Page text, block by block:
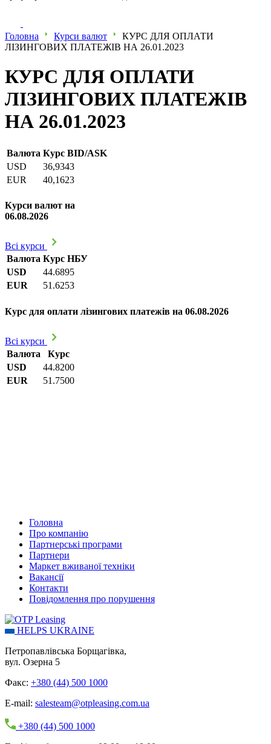
Головна Курси валют
КУРС ДЛЯ ОПЛАТИ
ЛІЗИНГОВИХ ПЛАТЕЖІВ НА 26.01.2023
КУРС ДЛЯ ОПЛАТИ
ЛІЗИНГОВИХ ПЛАТЕЖІВ
НА 26.01.2023
Валюта Курс BID/ASK
USD
36,9343
EUR
40,1623
Курси валют на
06.08.2026
Всі курси
Валюта Курс НБУ
USD
44.6895
EUR
51.6253
Курс для оплати лізингових платежів на 06.08.2026
Всі курси
Валюта
Курс
USD
44.8200
EUR
51.7500
Головна
Про компанію
Партнерські програми
Партнери
Маркет вживаної техніки
Вакансії
Контакти
Повідомлення про порушення
HELPS UKRAINE
Петропавлівська Борщагівка,
вул. Озерна 5
Факс: +380 (44) 500 1000
E-mail: salesteam@otpleasing.com.ua
+380 (44) 500 1000